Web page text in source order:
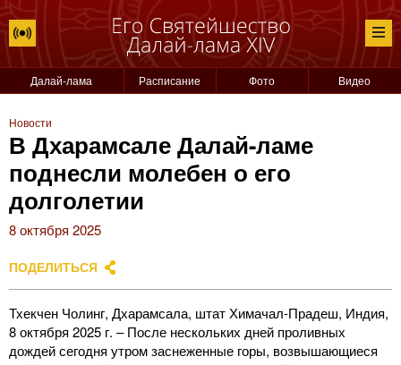
Далай-лама Расписание Фото Видео
Новости
В Дхарамсале Далай-ламе
поднесли молебен о его
долголетии
8 октября 2025
ПОДЕЛИТЬСЯ
Тхекчен Чолинг, Дхарамсала, штат Химачал-Прадеш, Индия,
8 октября 2025 г. – После нескольких дней проливных
дождей сегодня утром заснеженные горы, возвышающиеся